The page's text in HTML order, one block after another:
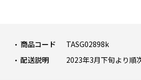
商品コード
TASG02898k
配送説明
2023年3月下旬より順